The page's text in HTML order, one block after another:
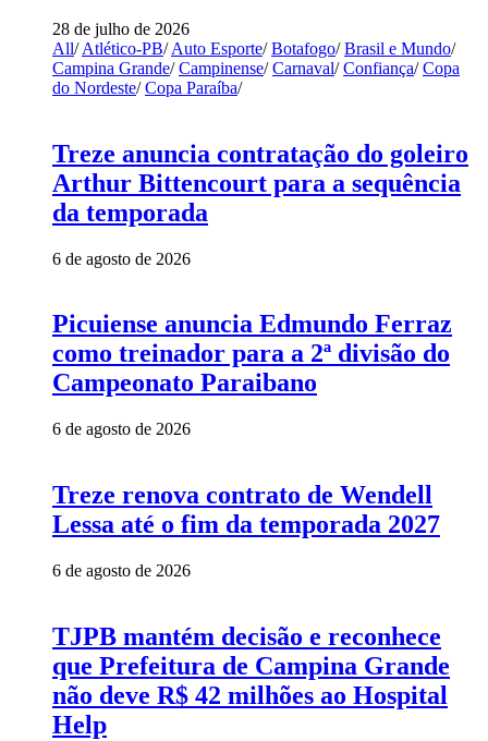
28 de julho de 2026
All/ Atlético-PB/ Auto Esporte/ Botafogo/ Brasil e Mundo/
Campina Grande/ Campinense/ Carnaval/ Confiança/ Copa
do Nordeste/ Copa Paraíba/
Treze anuncia contratação do goleiro
Arthur Bittencourt para a sequência
da temporada
6 de agosto de 2026
Picuiense anuncia Edmundo Ferraz
como treinador para a 2ª divisão do
Campeonato Paraibano
6 de agosto de 2026
Treze renova contrato de Wendell
Lessa até o fim da temporada 2027
6 de agosto de 2026
TJPB mantém decisão e reconhece
que Prefeitura de Campina Grande
não deve R$ 42 milhões ao Hospital
Help